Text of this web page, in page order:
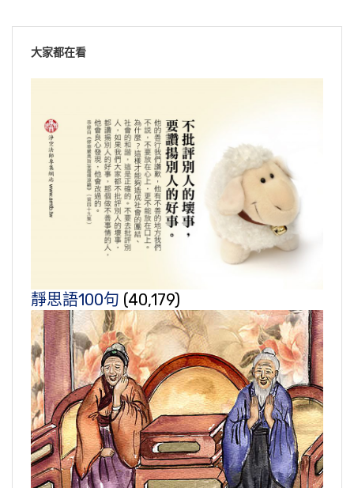
大家都在看
靜思語100句 (40,179)